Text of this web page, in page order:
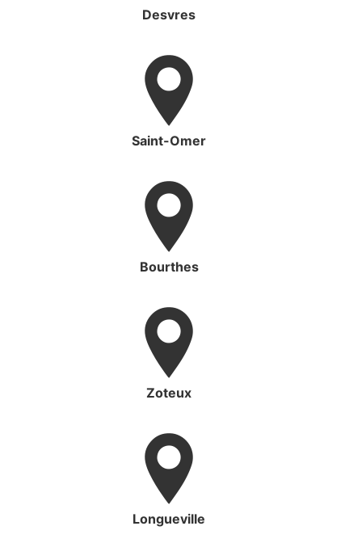
Desvres
Saint-Omer
Bourthes
Zoteux
Longueville